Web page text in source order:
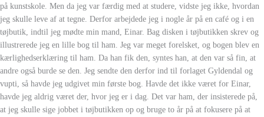
på kunstskole. Men da jeg var færdig med at studere, vidste jeg ikke, hvordan
jeg skulle leve af at tegne. Derfor arbejdede jeg i nogle år på en café og i en
tøjbutik, indtil jeg mødte min mand, Einar. Bag disken i tøjbutikken skrev og
illustrerede jeg en lille bog til ham. Jeg var meget forelsket, og bogen blev en
kærlighedserklæring til ham. Da han fik den, syntes han, at den var så fin, at
andre også burde se den. Jeg sendte den derfor ind til forlaget Gyldendal og
vupti, så havde jeg udgivet min første bog. Havde det ikke været for Einar,
havde jeg aldrig været der, hvor jeg er i dag. Det var ham, der insisterede på,
at jeg skulle sige jobbet i tøjbutikken op og bruge to år på at fokusere på at